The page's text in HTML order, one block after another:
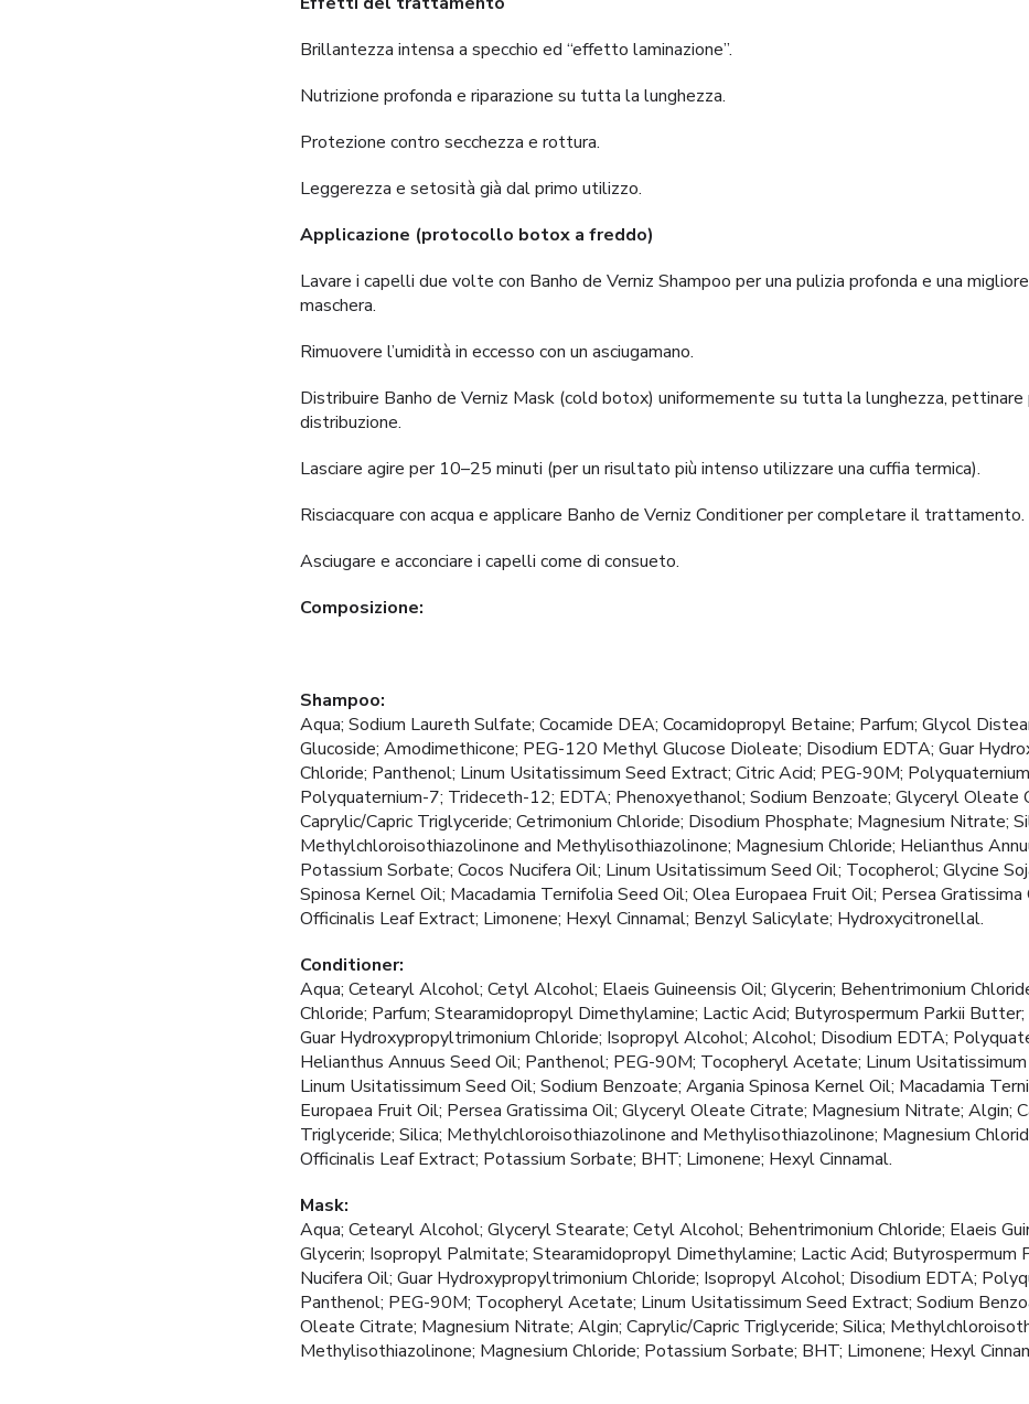
Brillantezza intensa a specchio ed “effetto laminazione”.
Nutrizione profonda e riparazione su tutta la lunghezza.
Protezione contro secchezza e rottura.
Leggerezza e setosità già dal primo utilizzo.
Applicazione (protocollo botox a freddo)
Lavare i capelli due volte con Banho de Verniz Shampoo per una pulizia profonda e una
maschera.
Rimuovere l’umidità in eccesso con un asciugamano.
Distribuire Banho de Verniz Mask (cold botox) uniformemente su tutta la lunghezza, pettinare
distribuzione.
Lasciare agire per 10–25 minuti (per un risultato più intenso utilizzare una cuffia termica).
Risciacquare con acqua e applicare Banho de Verniz Conditioner per completare il trattamento.
Asciugare e acconciare i capelli come di consueto.
Composizione:
Shampoo:
Aqua; Sodium Laureth Sulfate; Cocamide DEA; Cocamidopropyl Betaine; Parfum; Glycol
Glucoside; Amodimethicone; PEG-120 Methyl Glucose Dioleate; Disodium EDTA; Guar
Chloride; Panthenol; Linum Usitatissimum Seed Extract; Citric Acid; PEG-90M;
Polyquaternium-7; Trideceth-12; EDTA; Phenoxyethanol; Sodium Benzoate; Glyceryl Oleate
Caprylic/Capric Triglyceride; Cetrimonium Chloride; Disodium Phosphate; Magnesium Nitrate;
Methylchloroisothiazolinone and Methylisothiazolinone; Magnesium Chloride; Helianthus
Potassium Sorbate; Cocos Nucifera Oil; Linum Usitatissimum Seed Oil; Tocopherol; Glycine
Spinosa Kernel Oil; Macadamia Ternifolia Seed Oil; Olea Europaea Fruit Oil; Persea Gratissima
Officinalis Leaf Extract; Limonene; Hexyl Cinnamal; Benzyl Salicylate; Hydroxycitronellal.
Conditioner:
Aqua; Cetearyl Alcohol; Cetyl Alcohol; Elaeis Guineensis Oil; Glycerin; Behentrimonium
Chloride; Parfum; Stearamidopropyl Dimethylamine; Lactic Acid; Butyrospermum Parkii Butter;
Guar Hydroxypropyltrimonium Chloride; Isopropyl Alcohol; Alcohol; Disodium EDTA;
Helianthus Annuus Seed Oil; Panthenol; PEG-90M; Tocopheryl Acetate; Linum
Linum Usitatissimum Seed Oil; Sodium Benzoate; Argania Spinosa Kernel Oil; Macadamia
Europaea Fruit Oil; Persea Gratissima Oil; Glyceryl Oleate Citrate; Magnesium Nitrate; Algin;
Triglyceride; Silica; Methylchloroisothiazolinone and Methylisothiazolinone; Magnesium
Officinalis Leaf Extract; Potassium Sorbate; BHT; Limonene; Hexyl Cinnamal.
Mask:
Aqua; Cetearyl Alcohol; Glyceryl Stearate; Cetyl Alcohol; Behentrimonium Chloride; Elaeis
Glycerin; Isopropyl Palmitate; Stearamidopropyl Dimethylamine; Lactic Acid; Butyrospermum
Nucifera Oil; Guar Hydroxypropyltrimonium Chloride; Isopropyl Alcohol; Disodium EDTA;
Panthenol; PEG-90M; Tocopheryl Acetate; Linum Usitatissimum Seed Extract; Sodium
Oleate Citrate; Magnesium Nitrate; Algin; Caprylic/Capric Triglyceride; Silica;
Methylisothiazolinone; Magnesium Chloride; Potassium Sorbate; BHT; Limonene; Hexyl